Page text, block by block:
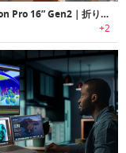
FlipAction Pro 16” Gen2｜折りたたみ可能な超薄型16インチモニター
+2